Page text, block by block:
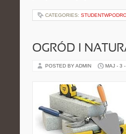
CATEGORIES:
OGRÓD I
POSTED BY ADMIN MAJ - 3